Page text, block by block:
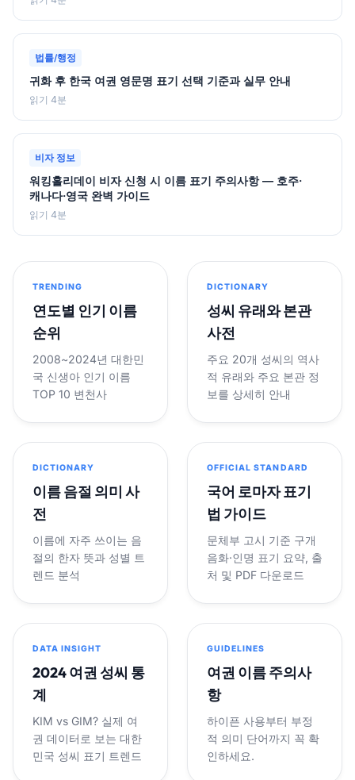
법률/행정
귀화 후 한국 여권 영문명 표기 선택 기준과 실무 안내
읽기 4분
비자 정보
워킹홀리데이 비자 신청 시 이름 표기 주의사항 — 호주·
캐나다·영국 완벽 가이드
읽기 4분
TRENDING
연도별 인기 이름
순위
2008~2024년 대한민
국 신생아 인기 이름
TOP 10 변천사
DICTIONARY
성씨 유래와 본관
사전
주요 20개 성씨의 역사
적 유래와 주요 본관 정
보를 상세히 안내
DICTIONARY
이름 음절 의미 사
전
이름에 자주 쓰이는 음
절의 한자 뜻과 성별 트
렌드 분석
OFFICIAL STANDARD
국어 로마자 표기
법 가이드
문체부 고시 기준 구개
음화·인명 표기 요약, 출
처 및 PDF 다운로드
DATA INSIGHT
2024 여권 성씨 통
계
KIM vs GIM? 실제 여
권 데이터로 보는 대한
민국 성씨 표기 트렌드
GUIDELINES
여권 이름 주의사
항
하이픈 사용부터 부정
적 의미 단어까지 꼭 확
인하세요.